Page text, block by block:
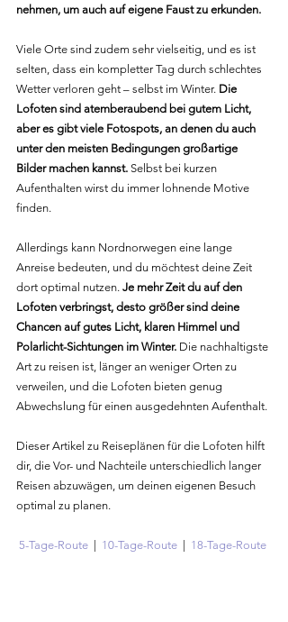
nehmen, um auch auf eigene Faust zu erkunden.
Viele Orte sind zudem sehr vielseitig, und es ist
selten, dass ein kompletter Tag durch schlechtes
Wetter verloren geht – selbst im Winter. Die
Lofoten sind atemberaubend bei gutem Licht,
aber es gibt viele Fotospots, an denen du auch
unter den meisten Bedingungen großartige
Bilder machen kannst. Selbst bei kurzen
Aufenthalten wirst du immer lohnende Motive
finden.
Allerdings kann Nordnorwegen eine lange
Anreise bedeuten, und du möchtest deine Zeit
dort optimal nutzen. Je mehr Zeit du auf den
Lofoten verbringst, desto größer sind deine
Chancen auf gutes Licht, klaren Himmel und
Polarlicht-Sichtungen im Winter. Die nachhaltigste
Art zu reisen ist, länger an weniger Orten zu
verweilen, und die Lofoten bieten genug
Abwechslung für einen ausgedehnten Aufenthalt.
Dieser Artikel zu Reiseplänen für die Lofoten hilft
dir, die Vor- und Nachteile unterschiedlich langer
Reisen abzuwägen, um deinen eigenen Besuch
optimal zu planen.
5-Tage-Route 10-Tage-Route 18-Tage-Route